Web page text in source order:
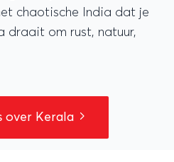
chaotische India dat je
draait om rust, natuur,
over Kerala